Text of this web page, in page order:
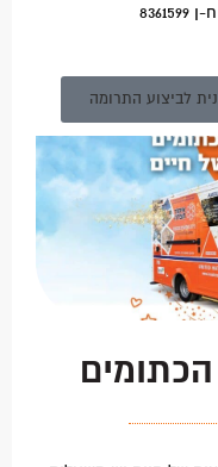
לביצוע התרומה